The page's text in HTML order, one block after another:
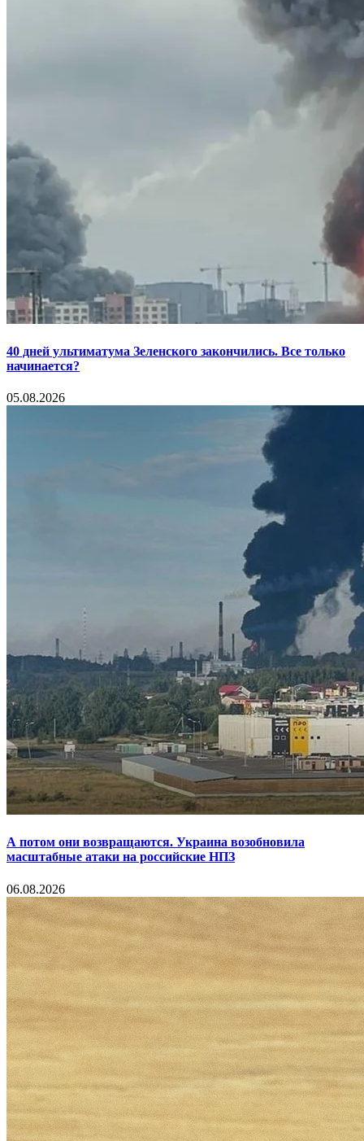
40 дней ультиматума Зеленского закончились. Все только
начинается?
05.08.2026
А потом они возвращаются. Украина возобновила
масштабные атаки на российские НПЗ
06.08.2026